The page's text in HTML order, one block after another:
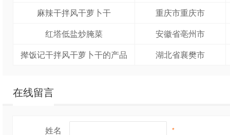
麻辣干拌风干萝卜干
重庆市重庆市
红塔低盐炒腌菜
安徽省亳州市
撵饭记干拌风干萝卜干的产品
湖北省襄樊市
在线留言
姓名 *